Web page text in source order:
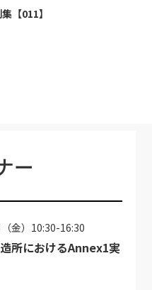
【011】
ー
金）10:30-16:30
所におけるAnnex1実